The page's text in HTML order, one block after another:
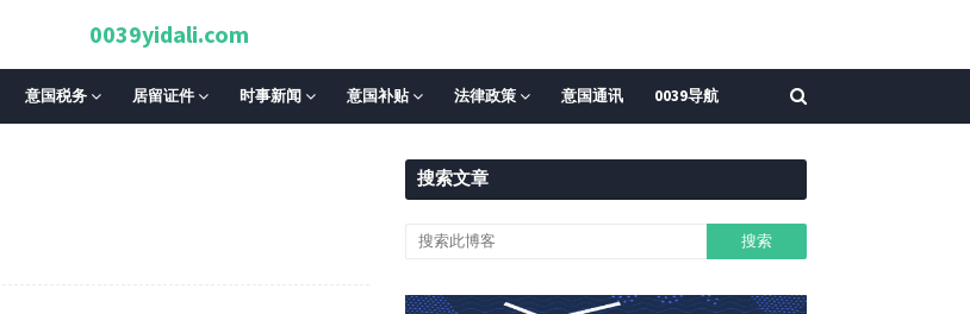
0039yidali.com
意国税务 居留证件 时事新闻 意国补贴 法律政策 意国通讯 0039导航
搜索文章